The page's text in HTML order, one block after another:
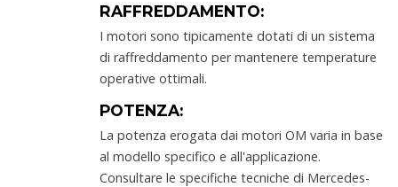
RAFFREDDAMENTO:
I motori sono tipicamente dotati di un sistema
di raffreddamento per mantenere temperature
operative ottimali.
POTENZA:
La potenza erogata dai motori OM varia in base
al modello specifico e all'applicazione.
Consultare le specifiche tecniche di Mercedes-